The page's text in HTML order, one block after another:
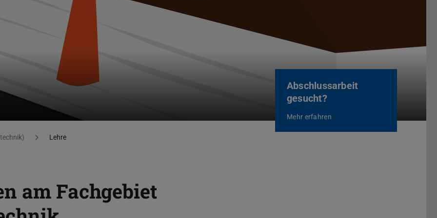
Abschlussarbeit
gesucht?
Mehr erfahren
Lehre
am Fachgebiet